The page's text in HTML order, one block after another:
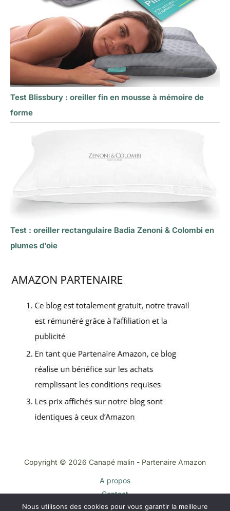
Test Blissbury : oreiller fin en mousse à mémoire de
forme
Test : oreiller rectangulaire Badia Zenoni & Colombi en
plumes d’oie
Copyright © 2026 Canapé malin - Partenaire Amazon
A propos
Contact
Plan du site
Nous utilisons des cookies pour vous garantir la meilleure